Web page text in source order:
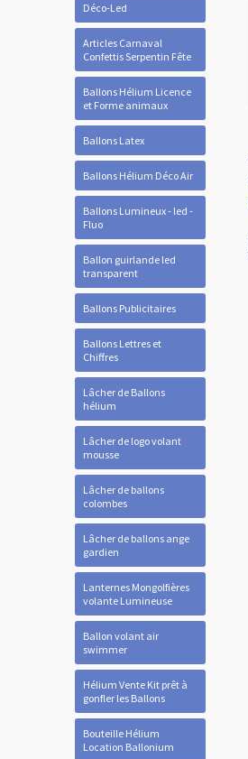
Déco-Led
Articles Carnaval
Confettis Serpentin Fête
Ballons Hélium Licence
et Forme animaux
Ballons Latex
Ballons Hélium Déco Air
Ballons Lumineux - led -
Fluo
Ballon guirlande led
transparent
Ballons Publicitaires
Ballons Lettres et
Chiffres
Lâcher de Ballons
hélium
Lâcher de logo volant
mousse
Lâcher de ballons
colombes
Lâcher de ballons ange
gardien
Lanternes Mongolfières
volante Lumineuse
Ballon volant air
swimmer
Hélium Vente Kit prêt à
gonfler les Ballons
Bouteille Hélium
Location Ballonium